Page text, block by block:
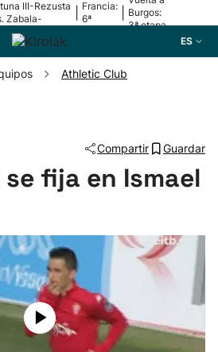
III-Rezusta
Zabala-
Francia:
6ª
Burgos:
3ª etapa
ES
Athletic Club
Compartir Guardar
fija en Ismael